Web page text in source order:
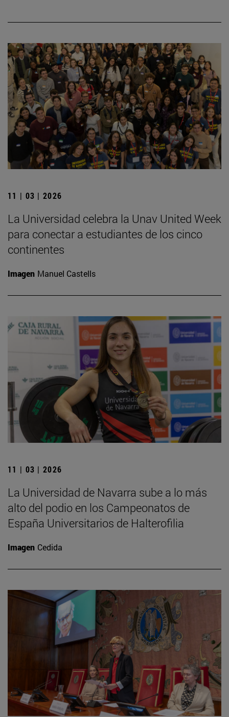
11 | 03 | 2026
La Universidad celebra la Unav United Week
para conectar a estudiantes de los cinco
continentes
Imagen Manuel Castells
11 | 03 | 2026
La Universidad de Navarra sube a lo más
alto del podio en los Campeonatos de
España Universitarios de Halterofilia
Imagen Cedida